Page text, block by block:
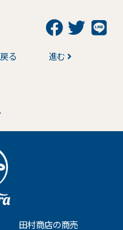
る 進む
田村商店の商売